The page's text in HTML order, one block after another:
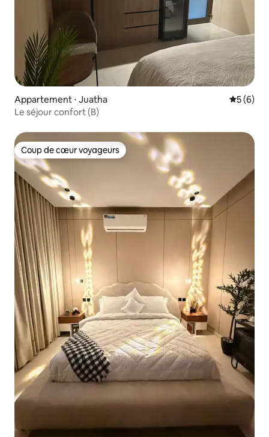
Appartement ⋅ Juatha
5 (6)
Le séjour confort (B)
Coup de cœur voyageurs
Coup de cœur voyageurs